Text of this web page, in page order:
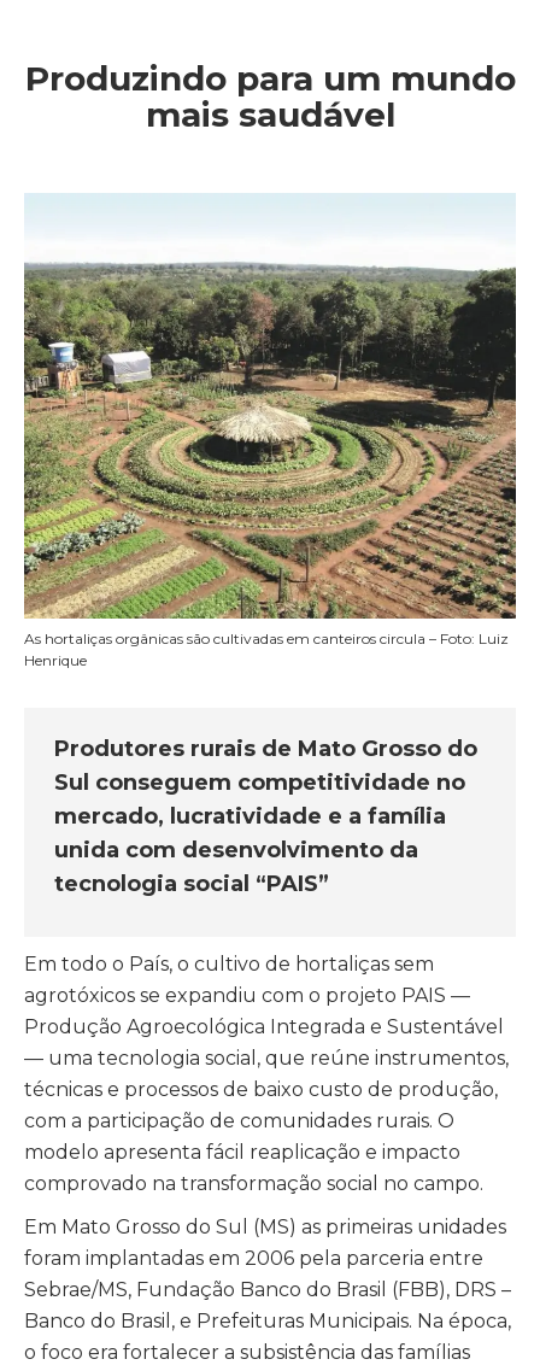
Produzindo para um mundo
mais saudável
As hortaliças orgânicas são cultivadas em canteiros circula – Foto: Luiz
Henrique
Produtores rurais de Mato Grosso do
Sul conseguem competitividade no
mercado, lucratividade e a família
unida com desenvolvimento da
tecnologia social “PAIS”
Em todo o País, o cultivo de hortaliças sem
agrotóxicos se expandiu com o projeto PAIS —
Produção Agroecológica Integrada e Sustentável
— uma tecnologia social, que reúne instrumentos,
técnicas e processos de baixo custo de produção,
com a participação de comunidades rurais. O
modelo apresenta fácil reaplicação e impacto
comprovado na transformação social no campo.
Em Mato Grosso do Sul (MS) as primeiras unidades
foram implantadas em 2006 pela parceria entre
Sebrae/MS, Fundação Banco do Brasil (FBB), DRS –
Banco do Brasil, e Prefeituras Municipais. Na época,
o foco era fortalecer a subsistência das famílias